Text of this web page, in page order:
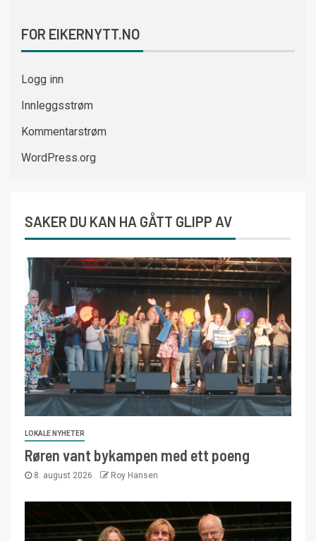
FOR EIKERNYTT.NO
Logg inn
Innleggsstrøm
Kommentarstrøm
WordPress.org
SAKER DU KAN HA GÅTT GLIPP AV
LOKALE NYHETER
Røren vant bykampen med ett poeng
8. august 2026 Roy Hansen